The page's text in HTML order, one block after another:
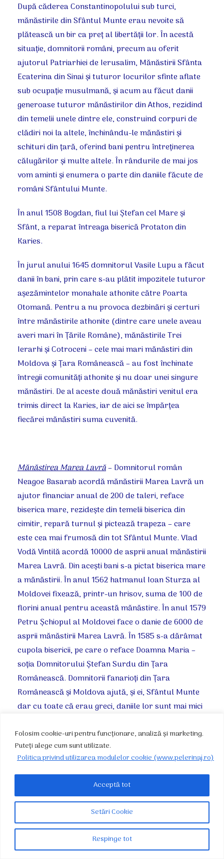
Folosim cookie-uri pentru funcționare, analiză și marketing.
Puteți alege cum sunt utilizate.
Politica privind utilizarea modulelor cookie (www.pelerinaj.ro)
Setări Cookie
Respinge tot
Acceptă tot
După căderea Constantinopolului sub turci,
mănăstirile din Sfântul Munte erau nevoite să
plătească un bir ca preţ al libertăţii lor. În acestă
situaţie, domnitorii români, precum au oferit
ajutorul Patriarhiei de Ierusalim, Mănăstirii Sfânta
Ecaterina din Sinai şi tuturor locurilor sfinte aflate
sub ocupaţie musulmană, şi acum au făcut danii
generoase tuturor mănăstirilor din Athos, rezidind
din temelii unele dintre ele, construind corpuri de
clădiri noi la altele, închinându-le mănăstiri şi
schituri din ţară, oferind bani pentru întreţinerea
călugărilor şi multe altele. În rândurile de mai jos
vom aminti şi enumera o parte din daniile făcute de
români Sfântului Munte.
În anul 1508 Bogdan, fiul lui Ştefan cel Mare şi
Sfânt, a reparat întreaga biserică Protaton din
Karies.
În jurul anului 1645 domnitorul Vasile Lupu a făcut
danii în bani, prin care s-au plătit impozitele tuturor
aşezămintelor monahale athonite către Poarta
Otomană. Pentru a nu provoca dezbinări şi certuri
între mănăstirile athonite (dintre care unele aveau
averi mari în Ţările Române), mănăstirile Trei
Ierarhi şi Cotroceni – cele mai mari mănăstiri din
Moldova şi Ţara Românească – au fost închinate
întregii comunităţi athonite şi nu doar unei singure
mănăstiri. De al aceste două mănăstiri venitul era
trimis direct la Karies, iar de aici se împărţea
fiecărei mănăstiri suma cuvenită.
Mănăstirea Marea Lavră– Domnitorul român
Neagoe Basarab acordă mănăstirii Marea Lavră un
ajutor financiar anual de 200 de taleri, reface
biserica mare, rezideşte din temelii biserica din
cimitir, repară turnul şi pictează trapeza – care
este cea mai frumosă din tot Sfântul Munte. Vlad
Vodă Vintilă acordă 10000 de asprii anual mănăstirii
Marea Lavră. Din aceşti bani s-a pictat biserica mare
a mănăstirii. În anul 1562 hatmanul Ioan Sturza al
Moldovei fixează, printr-un hrisov, suma de 100 de
florini anual pentru această mănăstire. În anul 1579
Petru Şchiopul al Moldovei face o danie de 6000 de
asprii mănăstirii Marea Lavră. În 1585 s-a dărâmat
cupola bisericii, pe care o reface Doamna Maria –
soţia Domnitorului Ştefan Surdu din Ţara
Românească. Domnitorii fanarioţi din Ţara
Românească şi Moldova ajută, şi ei, Sfântul Munte
dar cu toate că erau greci, daniile lor sunt mai mici
şi Sfânt construieşte un port pentru această
mănăstire. Domnitorul Neagoe Basarab ridică, aici,
o biserică cu hramul Adormirii Maicii Domnului,
construieşte o pivniţă, hambarele de grâu şi reface
bucătătria. Vlad Vintilă acordă anual 10000 de
asprii acestui aşezământ. Alexandru Lăpuşneanu